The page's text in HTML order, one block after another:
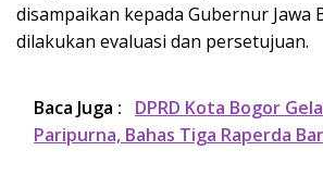
disampaikan kepada Gubernur Jawa
dilakukan evaluasi dan persetujuan.
Baca Juga :
DPRD Kota Bogor
Paripurna, Bahas Tiga Raperda